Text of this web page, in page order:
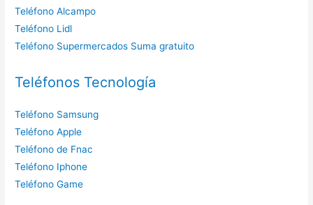
Teléfono Alcampo
Teléfono Lidl
Teléfono Supermercados Suma gratuito
Teléfonos Tecnología
Teléfono Samsung
Teléfono Apple
Teléfono de Fnac
Teléfono Iphone
Teléfono Game